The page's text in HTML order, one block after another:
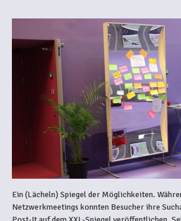
Ein (Lächeln) Spiegel der Möglichkeiten.
Netzwerkmeetings konnten Besucher ihre